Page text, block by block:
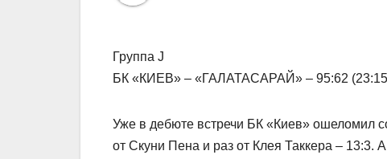
Группа J
БК «КИЕВ» – «ГАЛАТАСАРАЙ» – 95:62
Уже в дебюте встречи БК «Киев» ошеломил
от Скуни Пена и раз от Клея Таккера – 13:3.